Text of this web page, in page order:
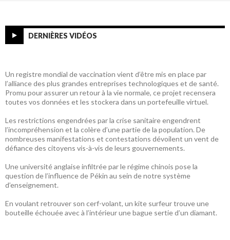
DERNIÈRES VIDÉOS
Un registre mondial de vaccination vient d’être mis en place par
l’alliance des plus grandes entreprises technologiques et de santé.
Promu pour assurer un retour à la vie normale, ce projet recensera
toutes vos données et les stockera dans un portefeuille virtuel.
Les restrictions engendrées par la crise sanitaire engendrent
l’incompréhension et la colère d’une partie de la population. De
nombreuses manifestations et contestations dévoilent un vent de
défiance des citoyens vis-à-vis de leurs gouvernements.
Une université anglaise infiltrée par le régime chinois pose la
question de l’influence de Pékin au sein de notre système
d’enseignement.
En voulant retrouver son cerf-volant, un kite surfeur trouve une
bouteille échouée avec à l’intérieur une bague sertie d’un diamant.